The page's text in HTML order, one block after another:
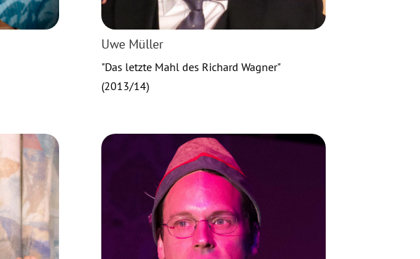
Uwe Müller
"Das letzte Mahl des Richard Wagner"
(2013/14)